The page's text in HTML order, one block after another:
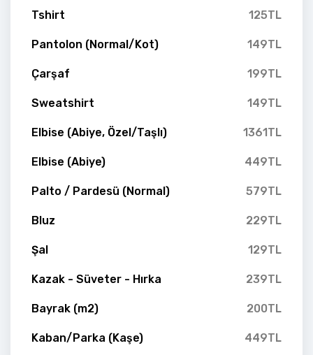
Tshirt 125TL
Pantolon (Normal/Kot) 149TL
Çarşaf 199TL
Sweatshirt 149TL
Elbise (Abiye, Özel/Taşlı) 1361TL
Elbise (Abiye) 449TL
Palto / Pardesü (Normal) 579TL
Bluz 229TL
Şal 129TL
Kazak - Süveter - Hırka 239TL
Bayrak (m2) 200TL
Kaban/Parka (Kaşe) 449TL